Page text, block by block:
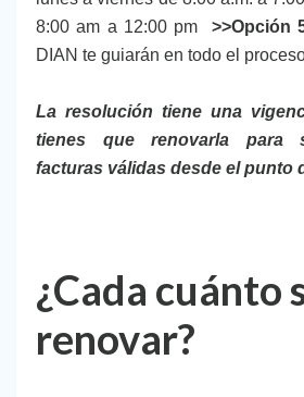
8:00 am a 12:00 pm >>Opción
DIAN te guiarán en todo el
La resolución tiene una
tienes que renovarla para
facturas válidas desde el punto
¿Cada cuánto
renovar?